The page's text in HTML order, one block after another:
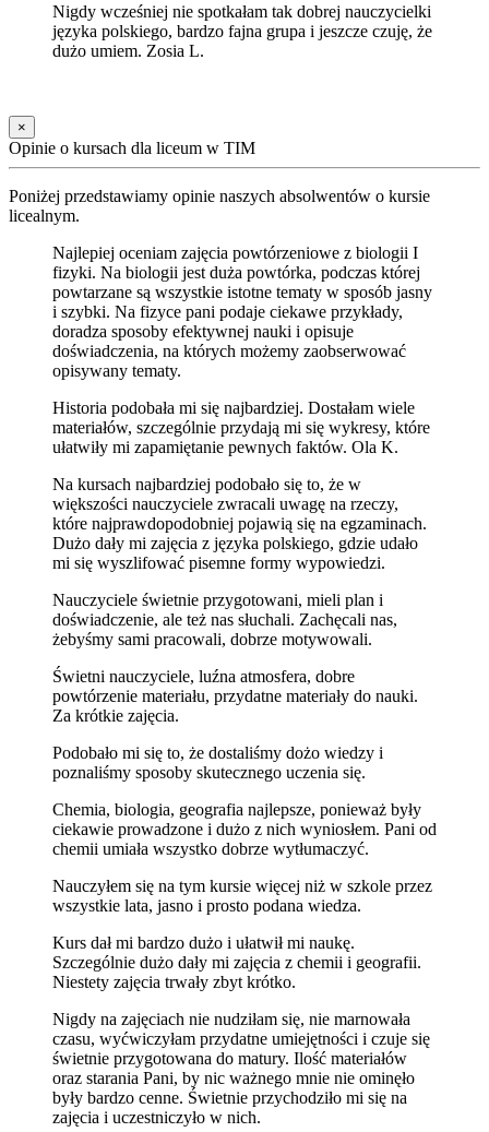
Nigdy wcześniej nie spotkałam tak dobrej nauczycielki
języka polskiego, bardzo fajna grupa i jeszcze czuję, że
dużo umiem. Zosia L.
×
Opinie o kursach dla liceum w TIM
Poniżej przedstawiamy opinie naszych absolwentów o kursie
licealnym.
Najlepiej oceniam zajęcia powtórzeniowe z biologii I
fizyki. Na biologii jest duża powtórka, podczas której
powtarzane są wszystkie istotne tematy w sposób jasny
i szybki. Na fizyce pani podaje ciekawe przykłady,
doradza sposoby efektywnej nauki i opisuje
doświadczenia, na których możemy zaobserwować
opisywany tematy.
Historia podobała mi się najbardziej. Dostałam wiele
materiałów, szczególnie przydają mi się wykresy, które
ułatwiły mi zapamiętanie pewnych faktów. Ola K.
Na kursach najbardziej podobało się to, że w
większości nauczyciele zwracali uwagę na rzeczy,
które najprawdopodobniej pojawią się na egzaminach.
Dużo dały mi zajęcia z języka polskiego, gdzie udało
mi się wyszlifować pisemne formy wypowiedzi.
Nauczyciele świetnie przygotowani, mieli plan i
doświadczenie, ale też nas słuchali. Zachęcali nas,
żebyśmy sami pracowali, dobrze motywowali.
Świetni nauczyciele, luźna atmosfera, dobre
powtórzenie materiału, przydatne materiały do nauki.
Za krótkie zajęcia.
Podobało mi się to, że dostaliśmy dożo wiedzy i
poznaliśmy sposoby skutecznego uczenia się.
Chemia, biologia, geografia najlepsze, ponieważ były
ciekawie prowadzone i dużo z nich wyniosłem. Pani od
chemii umiała wszystko dobrze wytłumaczyć.
Nauczyłem się na tym kursie więcej niż w szkole przez
wszystkie lata, jasno i prosto podana wiedza.
Kurs dał mi bardzo dużo i ułatwił mi naukę.
Szczególnie dużo dały mi zajęcia z chemii i geografii.
Niestety zajęcia trwały zbyt krótko.
Nigdy na zajęciach nie nudziłam się, nie marnowała
czasu, wyćwiczyłam przydatne umiejętności i czuje się
świetnie przygotowana do matury. Ilość materiałów
oraz starania Pani, by nic ważnego mnie nie ominęło
były bardzo cenne. Świetnie przychodziło mi się na
zajęcia i uczestniczyło w nich.